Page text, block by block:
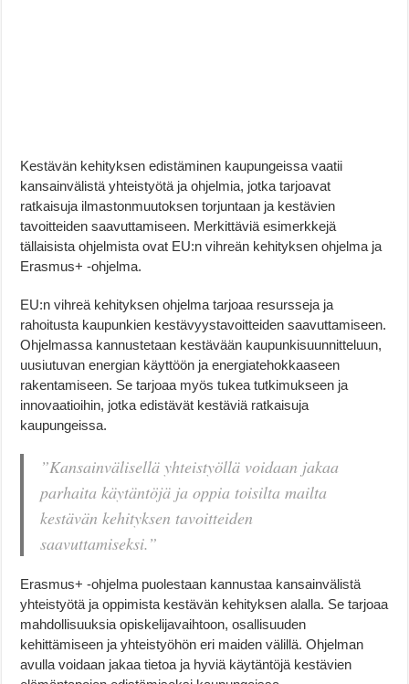
Kestävän kehityksen edistäminen kaupungeissa vaatii
kansainvälistä yhteistyötä ja ohjelmia, jotka tarjoavat
ratkaisuja ilmastonmuutoksen torjuntaan ja kestävien
tavoitteiden saavuttamiseen. Merkittäviä esimerkkejä
tällaisista ohjelmista ovat EU:n vihreän kehityksen ohjelma ja
Erasmus+ -ohjelma.
EU:n vihreä kehityksen ohjelma tarjoaa resursseja ja
rahoitusta kaupunkien kestävyystavoitteiden saavuttamiseen.
Ohjelmassa kannustetaan kestävään kaupunkisuunnitteluun,
uusiutuvan energian käyttöön ja energiatehokkaaseen
rakentamiseen. Se tarjoaa myös tukea tutkimukseen ja
innovaatioihin, jotka edistävät kestäviä ratkaisuja
kaupungeissa.
”Kansainvälisellä yhteistyöllä voidaan jakaa
parhaita käytäntöjä ja oppia toisilta mailta
kestävän kehityksen tavoitteiden
saavuttamiseksi.”
Erasmus+ -ohjelma puolestaan kannustaa kansainvälistä
yhteistyötä ja oppimista kestävän kehityksen alalla. Se tarjoaa
mahdollisuuksia opiskelijavaihtoon, osallisuuden
kehittämiseen ja yhteistyöhön eri maiden välillä. Ohjelman
avulla voidaan jakaa tietoa ja hyviä käytäntöjä kestävien